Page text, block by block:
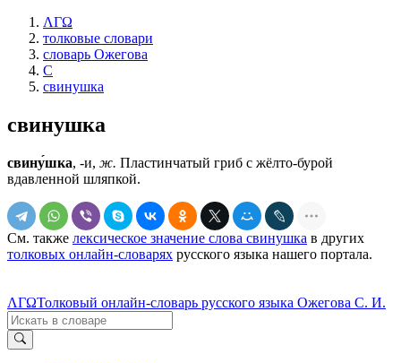
ΛΓΩ
толковые словари
словарь Ожегова
С
свинушка
свинушка
свину́шка, -и, ж. Пластинчатый гриб с жёлто-бурой
вдавленной шляпкой.
См. также лексическое значение слова свинушка в других
толковых онлайн-словарях русского языка нашего портала.
ΛΓΩТолковый онлайн-словарь русского языка Ожегова С. И.